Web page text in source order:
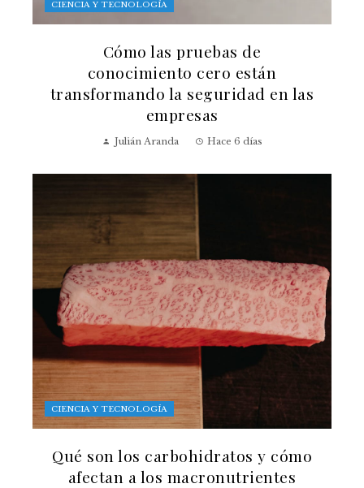
CIENCIA Y TECNOLOGÍA
Cómo las pruebas de
conocimiento cero están
transformando la seguridad en las
empresas
Julián Aranda Hace 6 días
CIENCIA Y TECNOLOGÍA
Qué son los carbohidratos y cómo
afectan a los macronutrientes